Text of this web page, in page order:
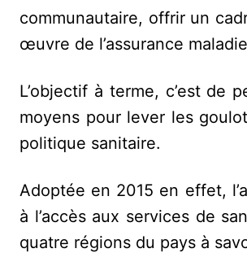
communautaire, offrir un
œuvre de l’assurance
L’objectif à terme, c’est
moyens pour lever les
politique sanitaire.
Adoptée en 2015 en effet,
à l’accès aux services de
quatre régions du pays à